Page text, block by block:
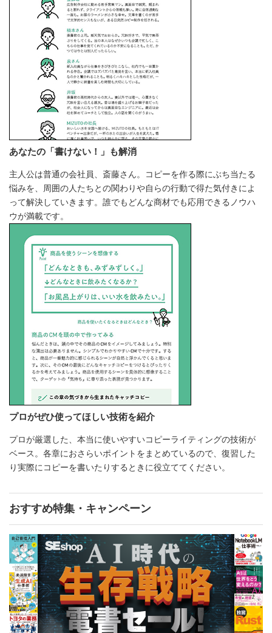
あなたの「書けない！」も解消
主人公は普通の会社員、斎藤さん。コピーを作る際にぶち当たる
悩みを、周囲の人たちとの関わりや自らの行動で得た気付きによ
って解決していきます。誰でもどんな商材でも応用できるノウハ
ウが満載です。
プロがぜひ使ってほしい技術を紹介
プロが厳選した、本当に使いやすいコピーライティングの技術が
ベース。各章におさらいポイントをまとめているので、復習した
り実際にコピーを書いたりするときに役立ててください。
おすすめ特集・キャンペーン